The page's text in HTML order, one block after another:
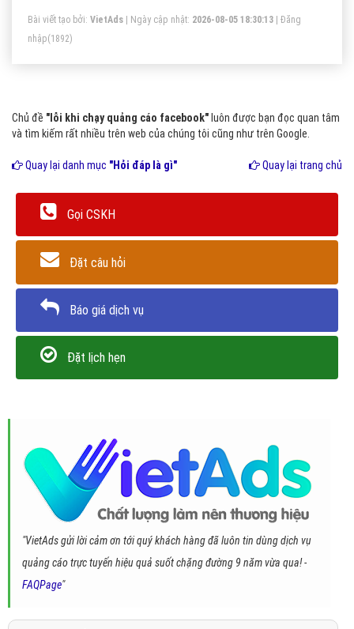
hiệu quả như mong đợi.
Bài viết tạo bởi: VietAds | Ngày cập nhật: 2026-08-05 18:30:13
Đăng
nhập(1892)
Chủ đề "lỗi khi chạy quảng cáo facebook" luôn được bạn đọc quan tâm
và tìm kiếm rất nhiều trên web của chúng tôi cũng như trên Google.
Quay lại danh mục "Hỏi đáp là gì" Quay lại trang chủ
Gọi CSKH
Đặt câu hỏi
Báo giá dịch vụ
Đặt lịch hẹn
"VietAds gửi lời cảm ơn tới quý khách hàng đã luôn tin dùng dịch vụ
quảng cáo trực tuyến hiệu quả suốt chặng đường 9 năm vừa qua! -
FAQPage"